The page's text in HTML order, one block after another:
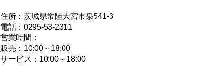
住所：茨城県常陸大宮市泉541-3
電話：0295-53-2311
営業時間：
販売：10:00～18:00
サービス：10:00～18:00